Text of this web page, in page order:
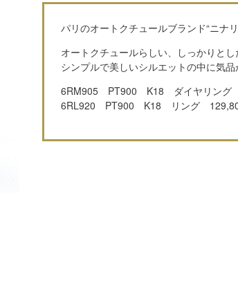
パリのオートクチュールブランド“ニナ
オートクチュールらしい、しっかりと
シンプルで美しいシルエットの中に気
6RM905 PT900 K18 ダイヤリング
6RL920 PT900 K18 リング